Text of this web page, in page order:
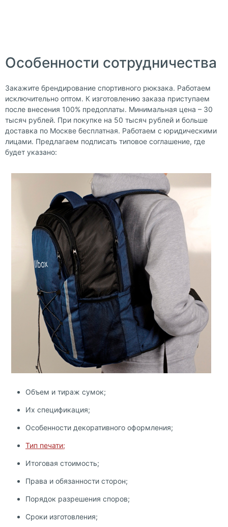
Особенности сотрудничества
Закажите брендирование спортивного рюкзака. Работаем
исключительно оптом. К изготовлению заказа приступаем
после внесения 100% предоплаты. Минимальная цена – 30
тысяч рублей. При покупке на 50 тысяч рублей и больше
доставка по Москве бесплатная. Работаем с юридическими
лицами. Предлагаем подписать типовое соглашение, где
будет указано:
Объем и тираж сумок;
Их спецификация;
Особенности декоративного оформления;
Тип печати;
Итоговая стоимость;
Права и обязанности сторон;
Порядок разрешения споров;
Сроки изготовления;